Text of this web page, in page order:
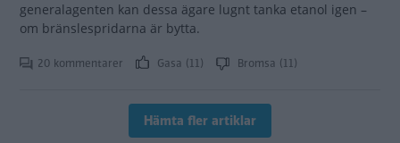
generalagenten kan dessa ägare lugnt tanka etanol igen –
om bränslespridarna är bytta.
20 kommentarer Gasa (11) Bromsa (11)
Hämta fler artiklar